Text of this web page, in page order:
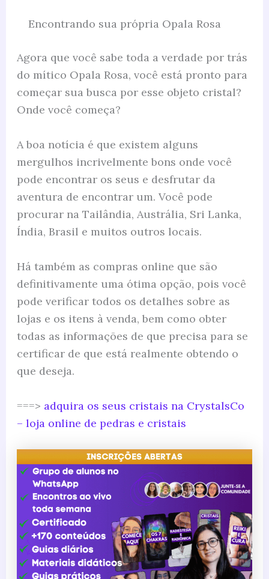
Encontrando sua própria Opala Rosa
Agora que você sabe toda a verdade por trás
do mítico Opala Rosa, você está pronto para
começar sua busca por esse objeto cristal?
Onde você começa?
A boa notícia é que existem alguns
mergulhos incrivelmente bons onde você
pode encontrar os seus e desfrutar da
aventura de encontrar um. Você pode
procurar na Tailândia, Austrália, Sri Lanka,
Índia, Brasil e muitos outros locais.
Há também as compras online que são
definitivamente uma ótima opção, pois você
pode verificar todos os detalhes sobre as
lojas e os itens à venda, bem como obter
todas as informações de que precisa para se
certificar de que está realmente obtendo o
que deseja.
===> adquira os seus cristais na CrystalsCo
– loja online de pedras e cristais